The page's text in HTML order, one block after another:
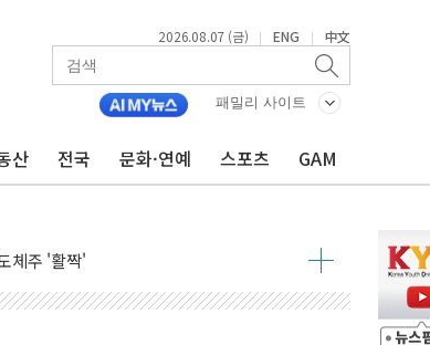
2026.08.07 (금) | ENG | 中文
패밀리 사이트
산 전국 문화·연예 스포츠 GAM
스톱'… 美 해상봉쇄 영향
각
스닥 선물 1%대 상승
기대 후퇴